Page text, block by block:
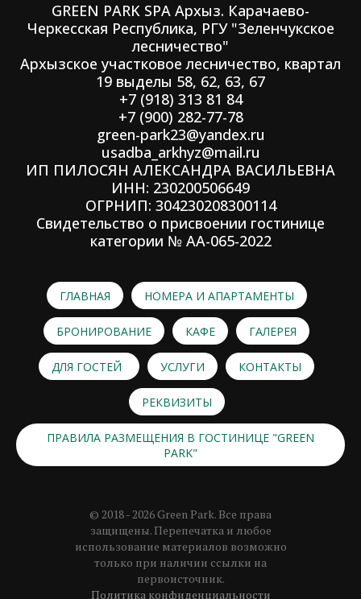
GREEN PARK SPA Архыз. Карачаево-
Черкесская Республика, РГУ "Зеленчукское
лесничество"
Архызское участковое лесничество, квартал
19 выделы 58, 62, 63, 67
+7 (918) 313 81 84
+7 (900) 282-77-78
green-park23@yandex.ru
usadba_arkhyz@mail.ru
ИП ПИЛОСЯН АЛЕКСАНДРА ВАСИЛЬЕВНА
ИНН: 230200506649
ОГРНИП: 304230208300114
Свидетельство о присвоении гостинице
категории № АА-065-2022
ГЛАВНАЯ НОМЕРА И АПАРТАМЕНТЫ
БРОНИРОВАНИЕ КАФЕ ГАЛЕРЕЯ
ДЛЯ ГОСТЕЙ УСЛУГИ КОНТАКТЫ
РЕКВИЗИТЫ
ПРАВИЛА РАЗМЕЩЕНИЯ В ГОСТИНИЦЕ "GREEN
PARK"
© 2018 - 2026 Green Park. Все права
защищены. Перепечатка и любое
использование материалов возможно
только при наличии ссылки на
первоисточник.
Политика конфиденциальности